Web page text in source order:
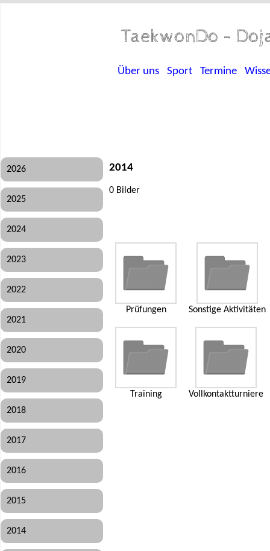
TaekwonDo -
Über uns Sport Termine
2026
2025
2024
2023
2022
2021
2020
2019
2018
2017
2016
2015
2014
2014
0 Bilder
Prüfungen Sonstige Aktivitäten
Training Vollkontaktturniere